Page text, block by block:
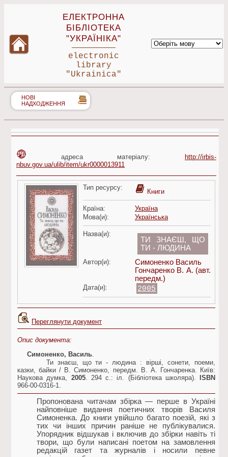
ЕЛЕКТРОННА
БІБЛІОТЕКА
"УКРАЇНІКА"
electronic
library
"Ukrainica"
НОВІ
НАДХОДЖЕННЯ
адреса матеріалу:
http://irbis-
nbuv.gov.ua/ulib/item/ukr0000013911
Тип ресурсу:
Книги
Країна:
Україна
Мова(и):
Українська
Назва(и):
ТИ ЗНАЄШ, ЩО
ТИ - ЛЮДИНА
Автор(и):
Симоненко Василь
Гончаренко В. А. (авт.
передм.)
Дата(и): 2005
Переглянути документ
Опис документа:
Симоненко, Василь.
Ти знаєш, що ти - людина : вірші, сонети, поеми,
казки, байки / В. Симоненко, передм. В. А. Гончаренка. Київ:
Наукова думка, 2005. 294 с.: іл. (Бібліотека школяра).
ISBN
966-00-0316-1.
Пропонована читачам збірка — перше в Україні
найповніше видання поетичних творів Василя
Симоненка. До книги увійшло багато поезій, які з
тих чи інших причин раніше не публікувалися.
Упорядник відшукав і включив до збірки навіть ті
твори, що були написані поетом на замовлення
редакцій газет та журналів і носили певне